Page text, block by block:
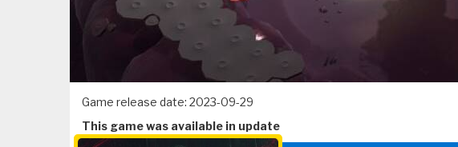
Game release date: 2023-09-29
This game was available in update